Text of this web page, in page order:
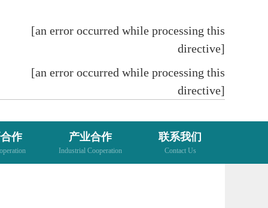
[an error occurred while processing this
directive]
[an error occurred while processing this
directive]
作 产业合作
Industrial Cooperation
联系我们
Contact Us